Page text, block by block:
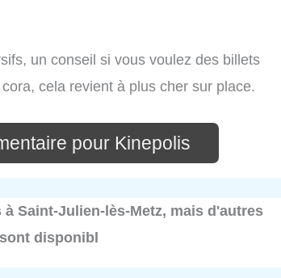
un conseil si vous voulez des billets
cela revient à plus cher sur place.
pour Kinepolis
Saint-Julien-lès-Metz, mais d'autres
disponibl